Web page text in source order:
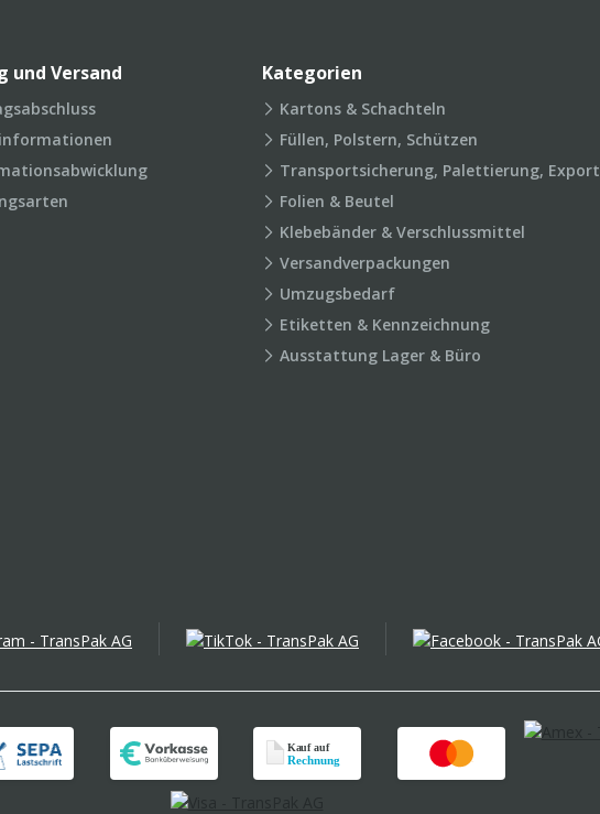
und Versand Kategorien
Kartons & Schachteln
Füllen, Polstern, Schützen
Transportsicherung, Palettierung, Export
Folien & Beutel
Klebebänder & Verschlussmittel
Versandverpackungen
Umzugsbedarf
Etiketten & Kennzeichnung
Ausstattung Lager & Büro